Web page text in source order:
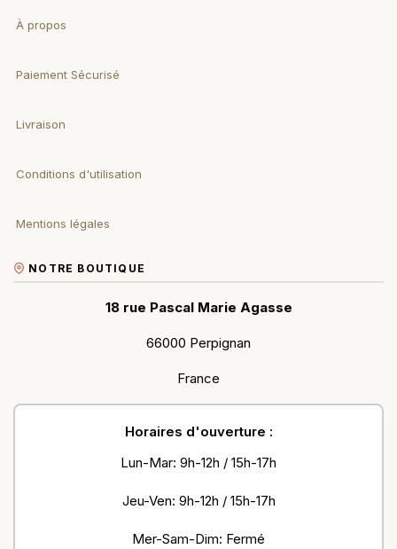
À propos
Paiement Sécurisé
Livraison
Conditions d'utilisation
Mentions légales
NOTRE BOUTIQUE
18 rue Pascal Marie Agasse
66000 Perpignan
France
Horaires d'ouverture :
Lun-Mar: 9h-12h / 15h-17h
Jeu-Ven: 9h-12h / 15h-17h
Mer-Sam-Dim: Fermé